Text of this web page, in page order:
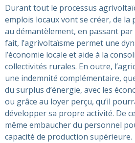
Durant tout le processus
emplois locaux vont se créer, de la
au démantèlement, en passant par
fait, l’agrivoltaïsme permet une
l’économie locale et aide à la
collectivités rurales. En outre,
une indemnité complémentaire,
du surplus d’énergie, avec les
ou grâce au loyer perçu, qu’il
développer sa propre activité. De
même embaucher du personnel
capacité de production supérieure.